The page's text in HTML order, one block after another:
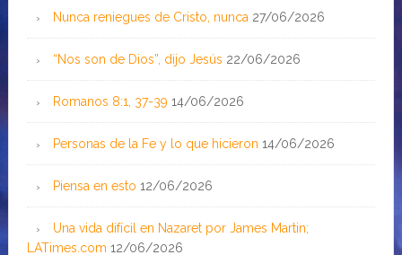
Nunca reniegues de Cristo, nunca 27/06/2026
“Nos son de Dios”, dijo Jesús 22/06/2026
Romanos 8:1, 37-39 14/06/2026
Personas de la Fe y lo que hicieron 14/06/2026
Piensa en esto 12/06/2026
Una vida difícil en Nazaret por James Martin;
LATimes.com 12/06/2026